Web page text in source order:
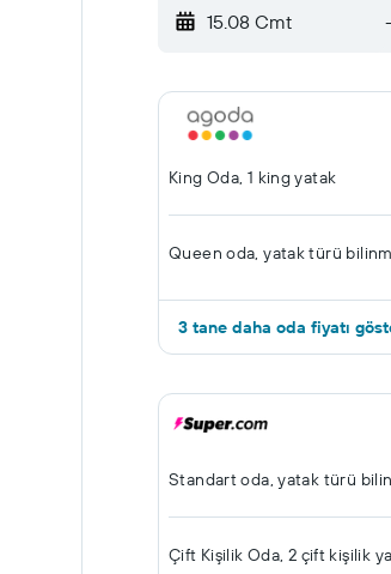
15.08 Cmt -
King Oda, 1 king yatak
Queen oda, yatak türü
3 tane daha oda fiyatı
Standart oda, yatak türü
Çift ​Kişilik Oda, 2 çift kişilik